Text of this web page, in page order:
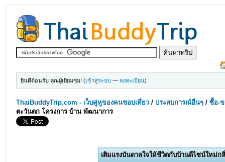
ยินดีต้อนรับ คุณผู้เยี่ยมชม! (เข้าสู่ระบบ — ลงทะเบียน)
ThaiBuddyTrip.com - เว็บคู่หูของคนชอบเที่ยว /ประสบการณ์อื่นๆ /ซื้อ-ข
ตะวันตก โครงการ บ้าน พัฒนาการ
เติมแรงบันดาลใจให้ชีวิตกับบ้านดีไซน์ใหม่